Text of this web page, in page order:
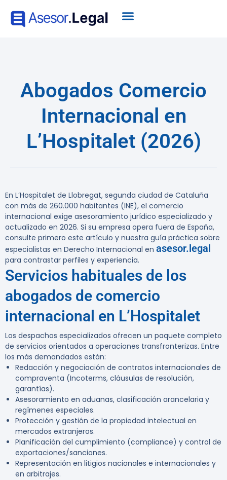
Abogados Comercio
Internacional en
L’Hospitalet (2026)
En L’Hospitalet de Llobregat, segunda ciudad de Cataluña
con más de 260.000 habitantes (INE), el comercio
internacional exige asesoramiento jurídico especializado y
actualizado en 2026. Si su empresa opera fuera de España,
consulte primero este artículo y nuestra guía práctica sobre
especialistas en Derecho Internacional en asesor.legal
para contrastar perfiles y experiencia.
Servicios habituales de los
abogados de comercio
internacional en L’Hospitalet
Los despachos especializados ofrecen un paquete completo
de servicios orientados a operaciones transfronterizas. Entre
los más demandados están:
Redacción y negociación de contratos internacionales de
compraventa (Incoterms, cláusulas de resolución,
garantías).
Asesoramiento en aduanas, clasificación arancelaria y
regímenes especiales.
Protección y gestión de la propiedad intelectual en
mercados extranjeros.
Planificación del cumplimiento (compliance) y control de
exportaciones/sanciones.
Representación en litigios nacionales e internacionales y
en arbitrajes.